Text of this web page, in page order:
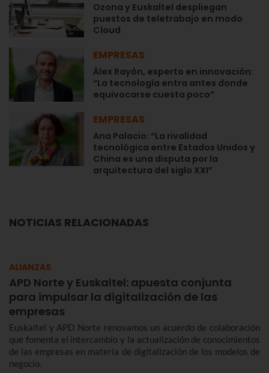
Ozona y Euskaltel despliegan
puestos de teletrabajo en modo
Cloud
EMPRESAS
Álex Rayón, experto en innovación:
“La tecnología entra antes donde
equivocarse cuesta poco”
EMPRESAS
Ana Palacio: “La rivalidad
tecnológica entre Estados Unidos y
China es una disputa por la
arquitectura del siglo XXI”
NOTICIAS RELACIONADAS
ALIANZAS
APD Norte y Euskaltel: apuesta conjunta
para impulsar la digitalización de las
empresas
Euskaltel y APD Norte renovamos un acuerdo de colaboración
que fomenta el intercambio y la actualización de conocimientos
de las empresas en materia de digitalización de los modelos de
negocio.